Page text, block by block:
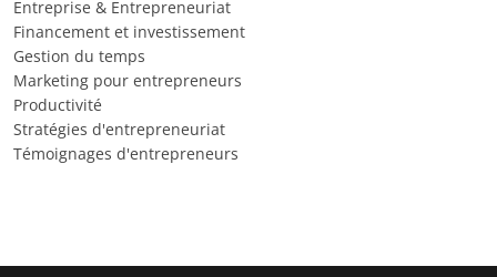
Entreprise & Entrepreneuriat
Financement et investissement
Gestion du temps
Marketing pour entrepreneurs
Productivité
Stratégies d'entrepreneuriat
Témoignages d'entrepreneurs